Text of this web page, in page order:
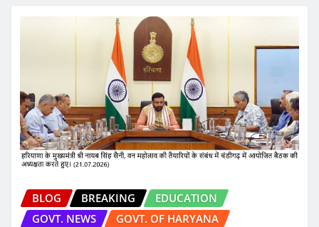
BLOG BREAKING
EDUCATION
GOVT. NEWS
GOVT. OF HARYANA